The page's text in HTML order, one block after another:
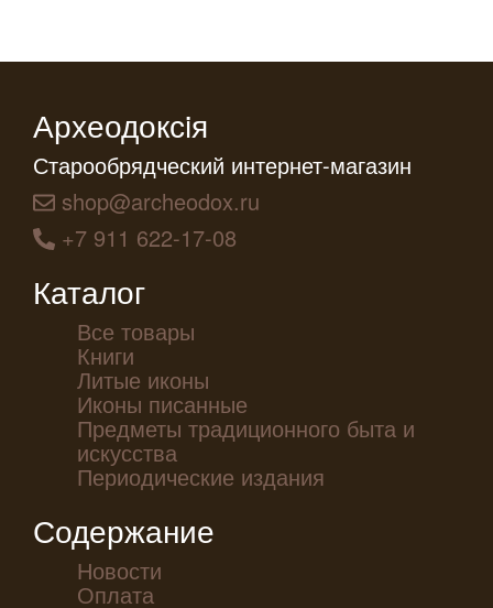
Археодоксiя
Старообрядческий интернет-магазин
shop@archeodox.ru
+7 911 622-17-08
Каталог
Все товары
Книги
Литые иконы
Иконы писанные
Предметы традиционного быта и
искусства
Периодические издания
Содержание
Новости
Оплата